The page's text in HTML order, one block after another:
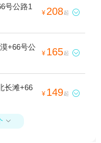
号公路1
¥ 208起 
+66号公
¥ 165起 
长滩+66
¥ 149起 
